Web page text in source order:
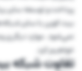
پرداخت و توسعه سایر
بیت کوین با سایر
نمی‌شود. موارد دیگری
خواهیم کرد.
تفاوت شبکه